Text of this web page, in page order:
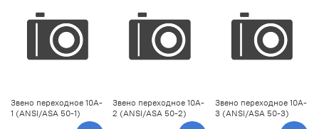
Звено переходное 10A-
1 (ANSI/ASA 50-1)
Звено переходное 10A-
2 (ANSI/ASA 50-2)
Звено переходное 10A-
3 (ANSI/ASA 50-3)